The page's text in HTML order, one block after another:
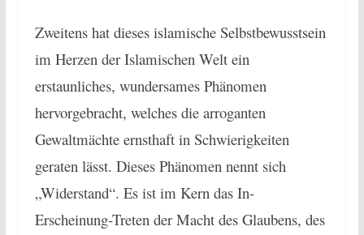
Zweitens hat dieses islamische Selbstbewusstsein
im Herzen der Islamischen Welt ein
erstaunliches, wundersames Phänomen
hervorgebracht, welches die arroganten
Gewaltmächte ernsthaft in Schwierigkeiten
geraten lässt. Dieses Phänomen nennt sich
„Widerstand“. Es ist im Kern das In-
Erscheinung-Treten der Macht des Glaubens, des